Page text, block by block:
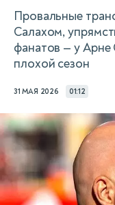
Провальные
Салахом,
фанатов — у Арне
плохой сезон
31 МАЯ 2026 01:12